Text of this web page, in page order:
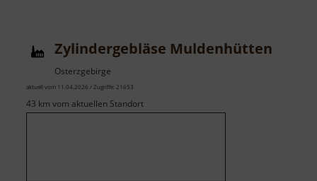
Zylindergebläse Muldenhütten
Osterzgebirge
aktuell vom 11.04.2026 / Zugriffe: 21653
43 km vom aktuellen Standort